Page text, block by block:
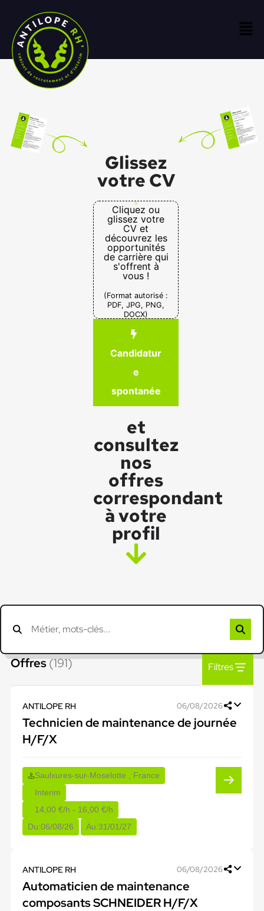
Glissez
votre CV
Cliquez ou
glissez votre
CV et
découvrez les
opportunités
de carrière qui
s'offrent à
vous !
(Format autorisé :
PDF, JPG, PNG,
DOCX)
Candidatur
e
spontanée
et
consultez
nos
offres
correspondant
à votre
profil
Offres(191) Filtres
ANTILOPE RH 06/08/2026
Technicien de maintenance de journée
H/F/X
Saulxures-sur-Moselotte , France
Interim
14,00 €/h - 16,00 €/h
Du:06/08/26 Au:31/01/27
ANTILOPE RH 06/08/2026
Automaticien de maintenance
composants SCHNEIDER H/F/X